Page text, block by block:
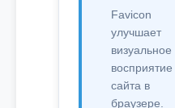
Favicon
улучшает
визуальное
восприятие
сайта в
браузере.